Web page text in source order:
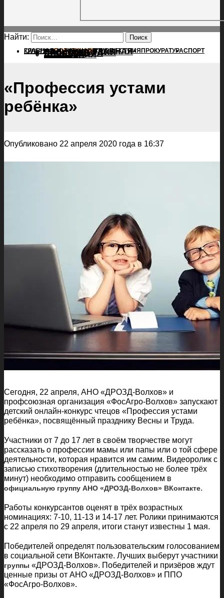
Найти:
ГЛАВНАЯПОЛИТИКАПРОИСШЕСТВИЯ ПРОКУРАТУРАСПОРТ
КУЛЬТУРАПОСЕЛЕНИЯГЛАВНАЯ
ПОЛИТИКА
ПРОИСШЕСТВИЯ
ПРОКУРАТУРА
СПОРТ
КУЛЬТУРА
ПОСЕЛЕНИЯ
«Профессия устами
ребёнка»
Опубликовано 22 апреля 2020 года в 16:37
Сегодня, 22 апреля, АНО «ДРОЗД-Волхов» и
профсоюзная организация «ФосАгро-Волхов» запускают
детский онлайн-конкурс чтецов «Профессия устами
ребёнка», посвящённый празднику Весны и Труда.
Участники от 7 до 17 лет в своём творчестве могут
рассказать о профессии мамы или папы или о той сфере
деятельности, которая нравится им самим. Видеоролик с
записью стихотворения (длительностью не более трёх
минут) необходимо отправить сообщением в
официальную группу АНО «ДРОЗД-Волхов» ВКонтакте.
Работы конкурсантов оценят в трёх возрастных
номинациях: 7-10, 11-13 и 14-17 лет. Ролики принимаются
с 22 апреля по 29 апреля, итоги станут известны 1 мая.
Победителей определят пользовательским голосованием
в социальной сети ВКонтакте. Лучших выберут участники
группы «ДРОЗД-Волхов». Победителей и призёров ждут
ценные призы от АНО «ДРОЗД-Волхов» и ППО
«ФосАгро-Волхов».